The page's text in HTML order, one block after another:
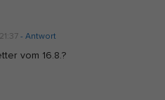
- Antwort
vom 16.8.?